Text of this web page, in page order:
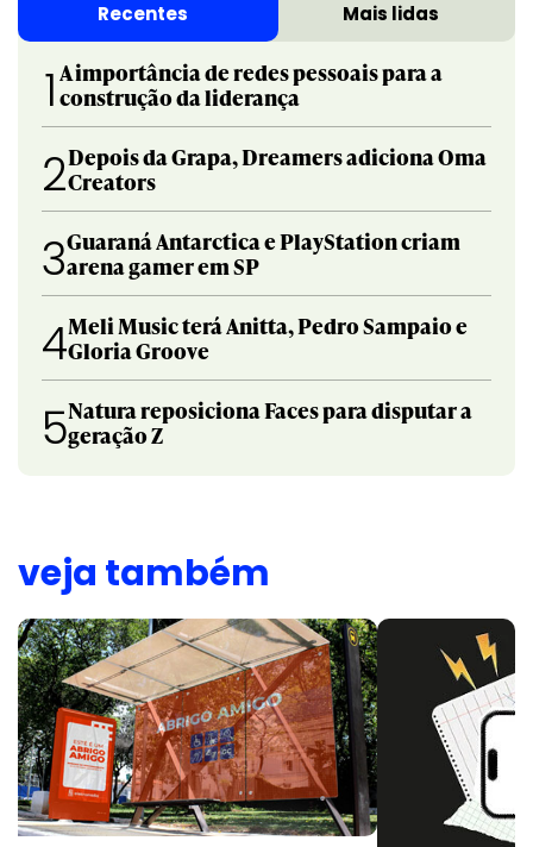
Recentes Mais lidas
1 A importância de redes pessoais para a
construção da liderança
2Depois da Grapa, Dreamers adiciona Oma
Creators
3Guaraná Antarctica e PlayStation criam
arena gamer em SP
4Meli Music terá Anitta, Pedro Sampaio e
Gloria Groove
5Natura reposiciona Faces para disputar a
geração Z
veja também